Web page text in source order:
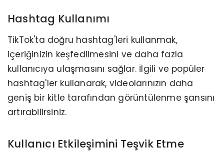
Hashtag Kullanımı
TikTok'ta doğru hashtag'leri kullanmak,
içeriğinizin keşfedilmesini ve daha fazla
kullanıcıya ulaşmasını sağlar. İlgili ve popüler
hashtag'ler kullanarak, videolarınızın daha
geniş bir kitle tarafından görüntülenme şansını
artırabilirsiniz.
Kullanıcı Etkileşimini Teşvik Etme